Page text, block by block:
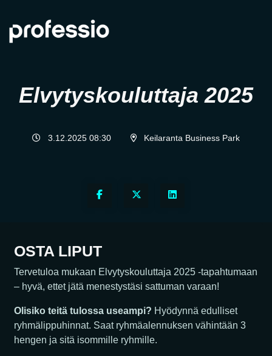
Elvytyskouluttaja 2025
3.12.2025 08:30 Keilaranta Business Park
OSTA LIPUT
Tervetuloa mukaan Elvytyskouluttaja 2025 -tapahtumaan
– hyvä, ettet jätä menestystäsi sattuman varaan!
Olisiko teitä tulossa useampi? Hyödynnä edulliset
ryhmälippuhinnat. Saat ryhmäalennuksen vähintään 3
hengen ja sitä isommille ryhmille.